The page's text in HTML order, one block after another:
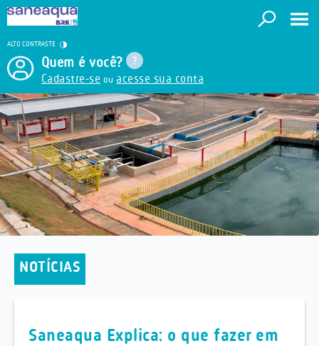
ALTO CONTRASTE
Quem é você?
Cadastre-se ou acesse sua conta
NOTÍCIAS
Saneaqua Explica: o que fazer em